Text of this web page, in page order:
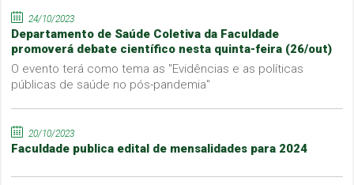
24/10/2023
Departamento de Saúde Coletiva da Faculdade
promoverá debate científico nesta quinta-feira (26/out)
O evento terá como tema as "Evidências e as políticas
públicas de saúde no pós-pandemia"
20/10/2023
Faculdade publica edital de mensalidades para 2024